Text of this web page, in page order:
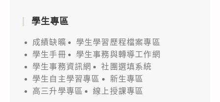
學生專區
成績缺曠
學生學習歷程檔案專區
學生手冊
學生事務與轉導工作網
學生事務資訊網
社團選填系統
學生自主學習專區
新生專區
高三升學專區
線上授課專區